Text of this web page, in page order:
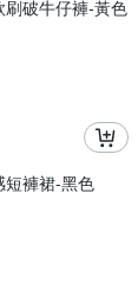
破牛仔褲-黃色
短褲裙-黑色